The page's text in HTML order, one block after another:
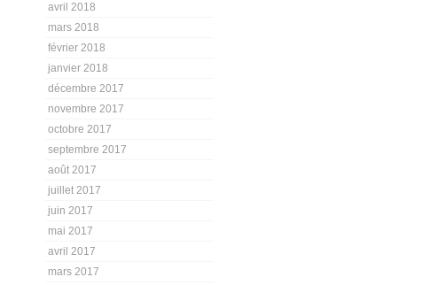
avril 2018
mars 2018
février 2018
janvier 2018
décembre 2017
novembre 2017
octobre 2017
septembre 2017
août 2017
juillet 2017
juin 2017
mai 2017
avril 2017
mars 2017